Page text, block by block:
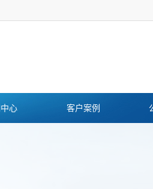
心 客户案例